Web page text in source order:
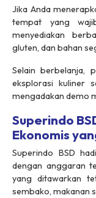
Jika Anda
tempat yang
menyediakan
gluten, dan bahan
Selain berbelanja,
eksplorasi kuliner
mengadakan demo
Superindo
Ekonomis
Superindo BSD
dengan anggaran
yang ditawarkan
sembako, makanan